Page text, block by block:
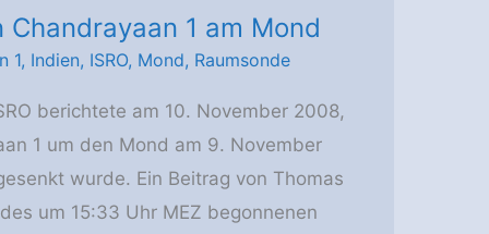
1 am Mond
1, Indien, ISRO, Mond, Raumsonde
berichtete am 10. November 2008,
1 um den Mond am 9. November
wurde. Ein Beitrag von Thomas
um 15:33 Uhr MEZ begonnenen